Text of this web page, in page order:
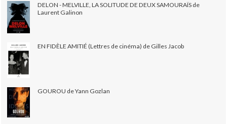
DELON - MELVILLE, LA SOLITUDE DE DEUX SAMOURAÏS de
Laurent Galinon
EN FIDÈLE AMITIÉ (Lettres de cinéma) de Gilles Jacob
GOUROU de Yann Gozlan